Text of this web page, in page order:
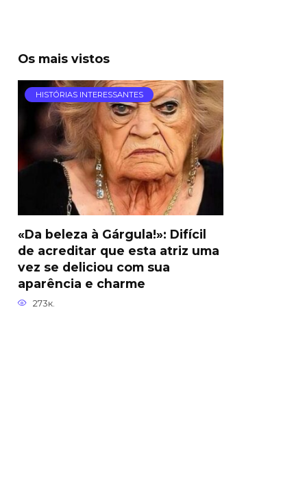
Os mais vistos
HISTÓRIAS INTERESSANTES
«Da beleza à Gárgula!»: Difícil
de acreditar que esta atriz uma
vez se deliciou com sua
aparência e charme
273к.